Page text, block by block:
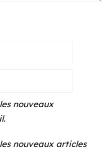
nouveaux
nouveaux articles